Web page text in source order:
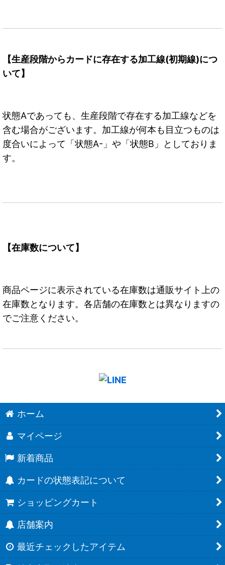
【生産段階からカードに存在する加工線(初期線)につ
いて】
状態Aであっても、生産段階で存在する加工線などを
含む場合がございます。加工線が何本も目立つものは
度合いによって「状態A-」や「状態B」としておりま
す。
【在庫数について】
商品ページに表示されている在庫数は通販サイト上の
在庫数となります。各店舗の在庫数とは異なりますの
でご注意ください。
ホーム
マイページ
新着商品
カードの状態表記について
ショッピングカート
店舗案内
最近チェックしたアイテム